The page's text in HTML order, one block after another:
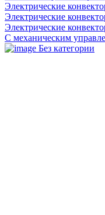
Электрические
Электрические
Электрические
С механическим
Без категории